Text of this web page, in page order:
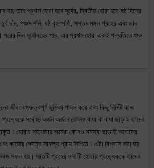
হয়, তবে প্রথম হোরা হবে সূর্যের, দ্বিতীয় হোরা হবে ষষ্ঠ দিনের
চাঁদ, পঞ্চম শনি, ষষ্ঠ বৃহস্পতি, সপ্তম মঙ্গল গ্রহের এবং তার
পরের দিন সূর্যোদয়ের পরে, এর প্রথম হোরা একই পদ্ধতিতে শুরু
জীবনে গুরুত্বপূর্ণ ভূমিকা পালন করে এবং কিছু নির্দিষ্ট কাজ
সর্বোচ্চ অর্জন অর্জনে কোনও বাধা বা বাধা ছাড়াই তাদের
হোরার সহায়তায় আমরা কোনও সমস্যা ছাড়াই আমাদের
কাজের ক্ষেত্রে সাফল্য প্রায় নিশ্চিত। এটা বিশ্বাস করা হয়
কাজ সফল হয়। সাতটি গ্রহের সাতটি হোরার প্রত্যেককে তাদের